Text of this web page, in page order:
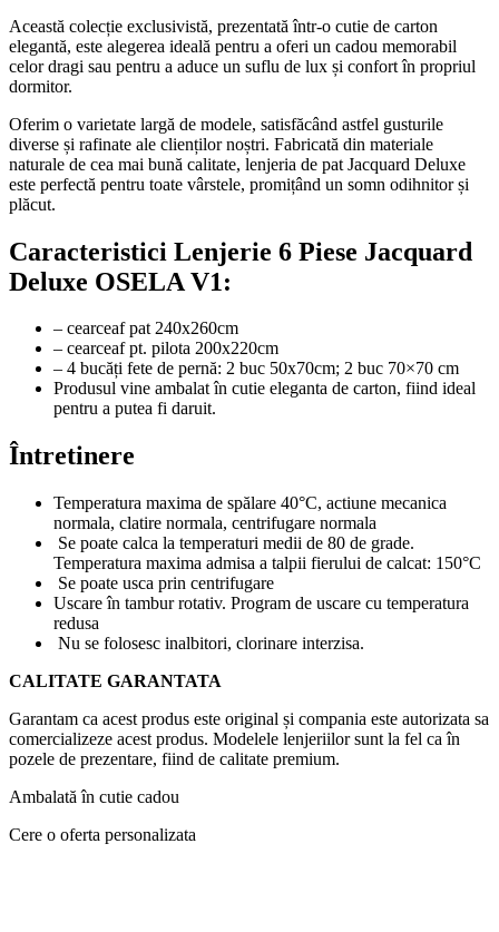
Această colecție exclusivistă, prezentată într-o cutie de carton
elegantă, este alegerea ideală pentru a oferi un cadou memorabil
celor dragi sau pentru a aduce un suflu de lux și confort în propriul
dormitor.
Oferim o varietate largă de modele, satisfăcând astfel gusturile
diverse și rafinate ale clienților noștri. Fabricată din materiale
naturale de cea mai bună calitate, lenjeria de pat Jacquard Deluxe
este perfectă pentru toate vârstele, promițând un somn odihnitor și
plăcut.
Caracteristici Lenjerie 6 Piese Jacquard
Deluxe OSELA V1:
– cearceaf pat 240x260cm
– cearceaf pt. pilota 200x220cm
– 4 bucăți fete de pernă: 2 buc 50x70cm; 2 buc 70×70 cm
Produsul vine ambalat în cutie eleganta de carton, fiind ideal
pentru a putea fi daruit.
Întretinere
Temperatura maxima de spălare 40°C, actiune mecanica
normala, clatire normala, centrifugare normala
Se poate calca la temperaturi medii de 80 de grade.
Temperatura maxima admisa a talpii fierului de calcat: 150°C
Se poate usca prin centrifugare
Uscare în tambur rotativ. Program de uscare cu temperatura
redusa
Nu se folosesc inalbitori, clorinare interzisa.
CALITATE GARANTATA
Garantam ca acest produs este original și compania este autorizata sa
comercializeze acest produs. Modelele lenjeriilor sunt la fel ca în
pozele de prezentare, fiind de calitate premium.
Ambalată în cutie cadou
Cere o oferta personalizata